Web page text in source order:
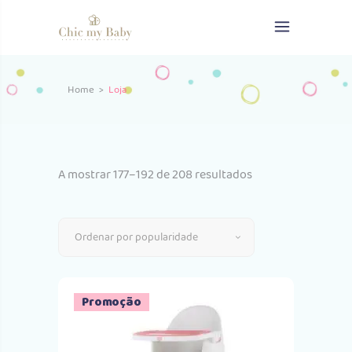
Home > Loja
A mostrar 177–192 de 208 resultadosOrdenado
Ordenar por popularidade
Promoção